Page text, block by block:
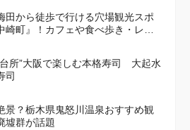
田から徒歩で行ける穴場観光スポ
崎町』！カフェや食べ歩き・レト
所”大阪で楽しむ本格寿司 大起水
司
景？栃木県鬼怒川温泉おすすめ観
墟群が話題